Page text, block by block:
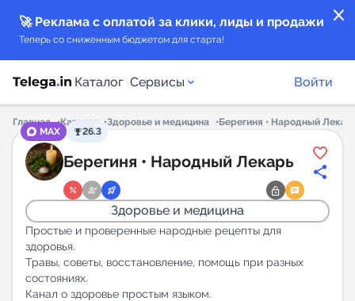
close
🚀 Реклама с оплатой за клики, лиды и продажи
Теперь со сниженным бюджетом для старта!
Каталог Сервисы
Каталог каналов
Каталог ботов
Горящие предложения
Индекс читаемости каналов в Telegram
New
Войти
Главная Каталог Здоровье и медицина
Берегиня • Народный
MAX
26.3
Берегиня • Народный Лекарь
Здоровье и медицина
Простые и проверенные народные рецепты для
здоровья.
Травы, советы, восстановление, помощь при разных
состояниях.
Канал о здоровье простым языком.